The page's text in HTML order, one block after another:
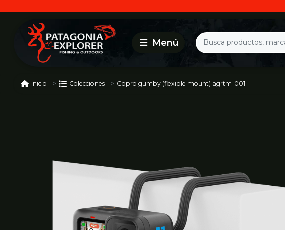
Inicio Colecciones Gopro gumby (flexible mount) agrtm-001